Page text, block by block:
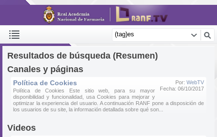
Resultados de búsqueda (Resumen)
Canales y páginas
Por: WebTV
Fecha: 06/10/2017
Política de Cookies
Política de Cookies Este sitio web, para su mayor
disponibilidad y funcionalidad, usa Cookies para mejorar y
optimizar la experiencia del usuario. A continuación RANF pone a disposición de
los usuarios de su site, la información detallada sobre qué son...
Videos